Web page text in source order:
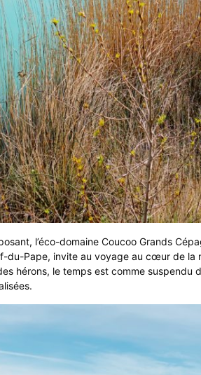
l’éco-domaine Coucoo Grands
du-Pape, invite au voyage au cœur de la
hérons, le temps est comme suspendu